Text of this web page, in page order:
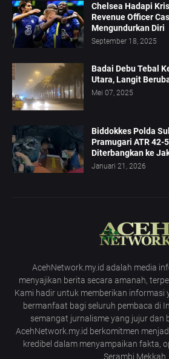
Chelsea Hadapi
Revenue Officer
Mengundurkan Diri
September 18, 2025
Badai Debu Tebal
Utara, Langit
Mei 07, 2025
Biddokkes Polda
Pramugari ATR 42-
Diterbangkan ke
Januari 21, 2026
AcehNetwork.my.id adalah media
menyajikan berita secara amanah,
Kami hadir untuk memberikan informasi
bermanfaat bagi seluruh pembaca di
semangat jurnalisme yang jujur dan
AcehNetwork.my.id berkomitmen
kredibel dalam menyampaikan fakta,
Serambi Mekkah.